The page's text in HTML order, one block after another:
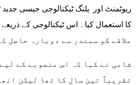
ریوٹمنٹ اور پلنگ ٹیکنالوجی جیسی جدید
علاقے کو سمندر سے دوبارہ حاصل
شامی نے کہا کہ اس منصوبے کے
تقریباً تین سال کا تھا لیکن